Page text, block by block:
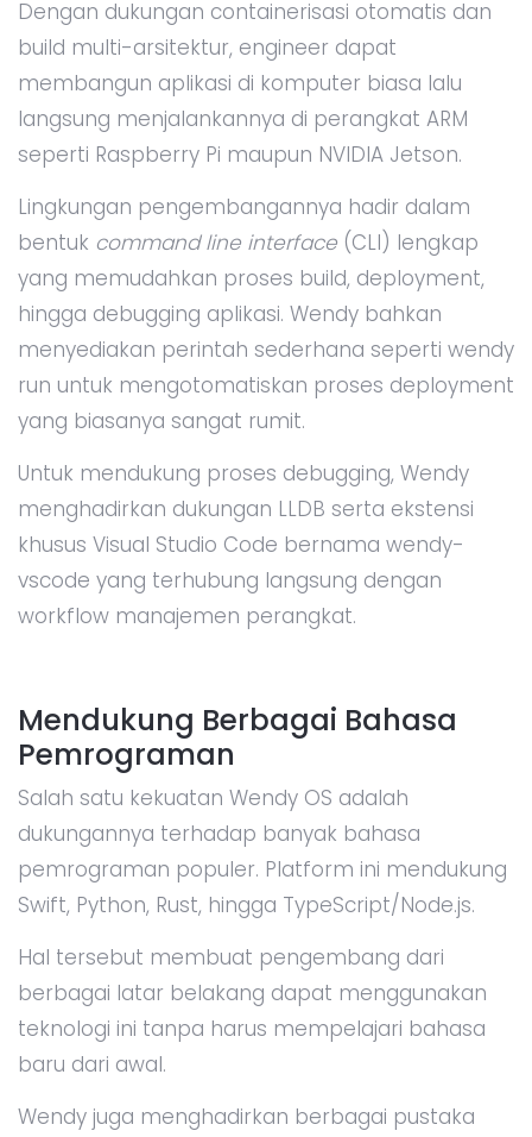
Dengan dukungan containerisasi otomatis dan
build multi-arsitektur, engineer dapat
membangun aplikasi di komputer biasa lalu
langsung menjalankannya di perangkat ARM
seperti Raspberry Pi maupun NVIDIA Jetson.
Lingkungan pengembangannya hadir dalam
bentuk command line interface (CLI) lengkap
yang memudahkan proses build, deployment,
hingga debugging aplikasi. Wendy bahkan
menyediakan perintah sederhana seperti wendy
run untuk mengotomatiskan proses deployment
yang biasanya sangat rumit.
Untuk mendukung proses debugging, Wendy
menghadirkan dukungan LLDB serta ekstensi
khusus Visual Studio Code bernama wendy-
vscode yang terhubung langsung dengan
workflow manajemen perangkat.
Mendukung Berbagai Bahasa
Pemrograman
Salah satu kekuatan Wendy OS adalah
dukungannya terhadap banyak bahasa
pemrograman populer. Platform ini mendukung
Swift, Python, Rust, hingga TypeScript/Node.js.
Hal tersebut membuat pengembang dari
berbagai latar belakang dapat menggunakan
teknologi ini tanpa harus mempelajari bahasa
baru dari awal.
Wendy juga menghadirkan berbagai pustaka